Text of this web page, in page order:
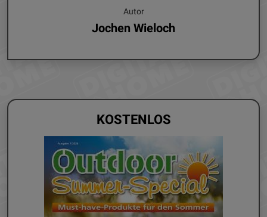
Autor
Jochen Wieloch
KOSTENLOS